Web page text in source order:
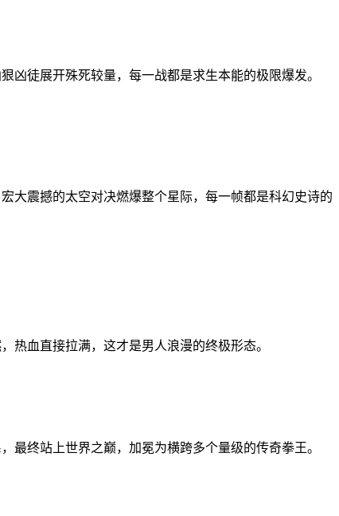
凶徒展开殊死较量，每一战都是求生本能的极限爆发。
大震撼的太空对决燃爆整个星际，每一帧都是科幻史诗的
热血直接拉满，这才是男人浪漫的终极形态。
最终站上世界之巅，加冕为横跨多个量级的传奇拳王。